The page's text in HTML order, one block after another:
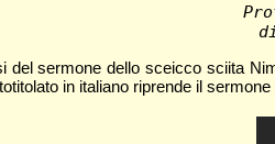
del sermone dello sceicco sciita
in italiano riprende il